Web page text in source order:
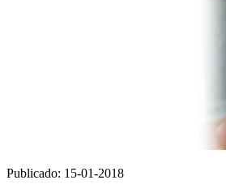
Publicado: 15-01-2018